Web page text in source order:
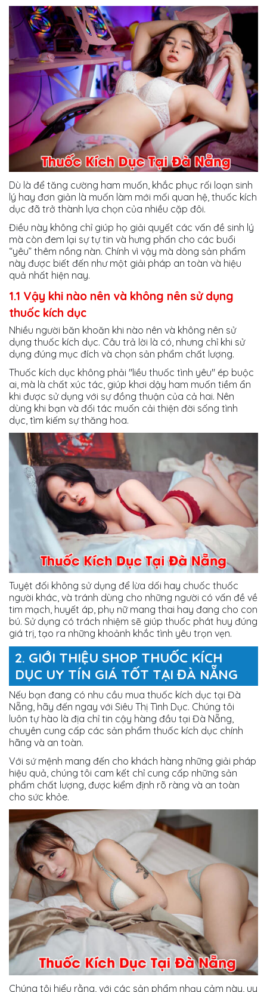
Dù là để tăng cường ham muốn, khắc phục rối loạn sinh
lý hay đơn giản là muốn làm mới mối quan hệ, thuốc kích
dục đã trở thành lựa chọn của nhiều cặp đôi.
Điều này không chỉ giúp họ giải quyết các vấn đề sinh lý
mà còn đem lại sự tự tin và hưng phấn cho các buổi
“yêu” thêm nồng nàn. Chính vì vậy mà dòng sản phẩm
này được biết đến như một giải pháp an toàn và hiệu
quả nhất hiện nay.
1.1 Vậy khi nào nên và không nên sử dụng
thuốc kích dục
Nhiều người băn khoăn khi nào nên và không nên sử
dụng thuốc kích dục. Câu trả lời là có, nhưng chỉ khi sử
dụng đúng mục đích và chọn sản phẩm chất lượng.
Thuốc kích dục không phải "liều thuốc tình yêu" ép buộc
ai, mà là chất xúc tác, giúp khơi dậy ham muốn tiềm ẩn
khi được sử dụng với sự đồng thuận của cả hai. Nên
dùng khi bạn và đối tác muốn cải thiện đời sống tình
dục, tìm kiếm sự thăng hoa.
Tuyệt đối không sử dụng để lừa dối hay chuốc thuốc
người khác, và tránh dùng cho những người có vấn đề về
tim mạch, huyết áp, phụ nữ mang thai hay đang cho con
bú. Sử dụng có trách nhiệm sẽ giúp thuốc phát huy đúng
giá trị, tạo ra những khoảnh khắc tình yêu trọn vẹn.
2. GIỚI THIỆU SHOP THUỐC KÍCH
DỤC UY TÍN GIÁ TỐT TẠI ĐÀ NẴNG
Nếu bạn đang có nhu cầu mua thuốc kích dục tại Đà
Nẵng, hãy đến ngay với Siêu Thị Tình Dục. Chúng tôi
luôn tự hào là địa chỉ tin cậy hàng đầu tại Đà Nẵng,
chuyên cung cấp các sản phẩm thuốc kích dục chính
hãng và an toàn.
Với sứ mệnh mang đến cho khách hàng những giải pháp
hiệu quả, chúng tôi cam kết chỉ cung cấp những sản
phẩm chất lượng, được kiểm định rõ ràng và an toàn
cho sức khỏe.
Chúng tôi hiểu rằng, với các sản phẩm nhạy cảm này, uy